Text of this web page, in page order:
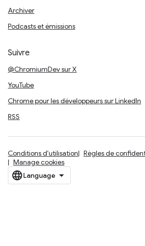
Archiver
Podcasts et émissions
Suivre
@ChromiumDev sur X
YouTube
Chrome pour les développeurs sur LinkedIn
RSS
Conditions d'utilisation
Règles de
Manage cookies